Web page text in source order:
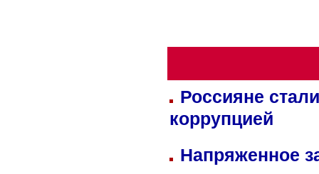
Россияне
коррупцией
Напряженное